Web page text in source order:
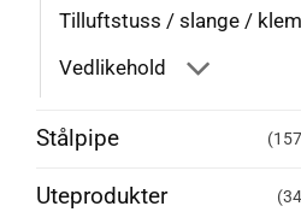
Tilluftstuss / slange /
Vedlikehold
Stålpipe
Uteprodukter